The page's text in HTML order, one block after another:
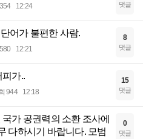
12:24 댓글
어가 불편한 사람.
12:21
8
댓글
가..
944 12:18
15
댓글
가 공권력의 소환 조사에
다하시기 바랍니다. 모범
0
댓글